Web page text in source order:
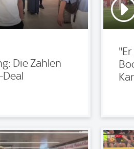
Die Zahlen